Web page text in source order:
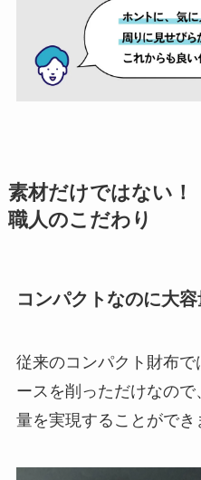
素材だけではない！
職人のこだわり
コンパクトなのに大
従来のコンパクト財布
ースを削っただけなの
量を実現することができ